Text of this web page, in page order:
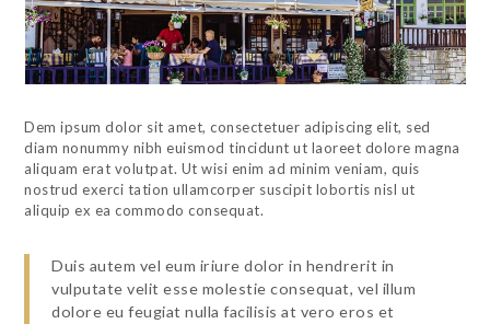
Dem ipsum dolor sit amet, consectetuer adipiscing elit, sed
diam nonummy nibh euismod tincidunt ut laoreet dolore magna
aliquam erat volutpat. Ut wisi enim ad minim veniam, quis
nostrud exerci tation ullamcorper suscipit lobortis nisl ut
aliquip ex ea commodo consequat.
Duis autem vel eum iriure dolor in hendrerit in
vulputate velit esse molestie consequat, vel illum
dolore eu feugiat nulla facilisis at vero eros et